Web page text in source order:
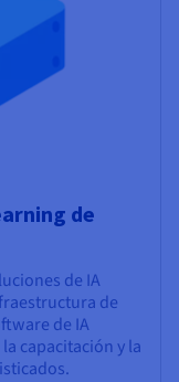
de
de IA
de
de IA
capacitación y la